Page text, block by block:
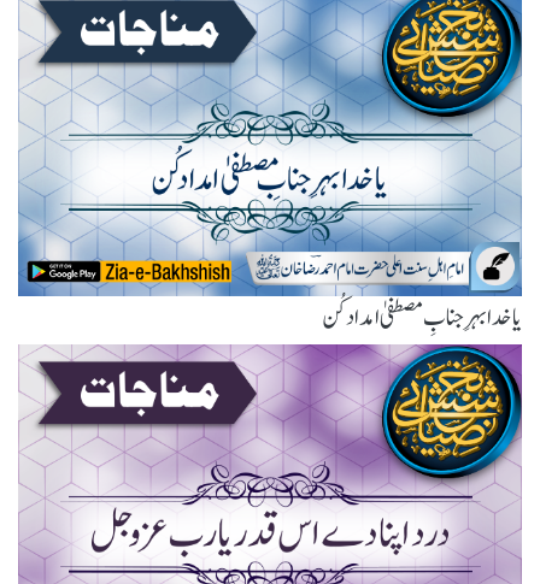
یا خدا بہرِ جنابِ مصطفیٰ امداد کُن